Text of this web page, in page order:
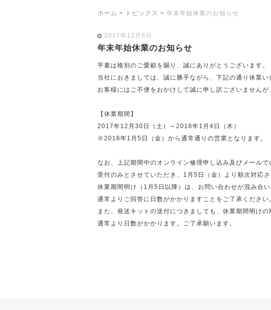
ホーム > トピックス > 年末年始休業のお知らせ
2017年12月6日
年末年始休業のお知らせ
平素は格別のご愛顧を賜り、誠にありがとうございます。
当社におきましては、誠に勝手ながら、下記の通り休業い
お客様にはご不便をおかけして誠に申し訳ございません
【休業期間】
2017年12月30日（土）～2018年1月4日（木）
※2018年1月5日（金）から通常通りの営業となります。
なお、上記期間中のオンライン修理申し込み及びメールで
受付のみとさせていただき、1月5日（金）より順次対応さ
休業期間明け（1月5日以降）は、お問い合わせが混み合い
通常よりご回答に日数がかかりますことをご了承ください
また、発送キットの送付につきましても、休業期間明けの
通常より日数がかかります。ご了承願います。